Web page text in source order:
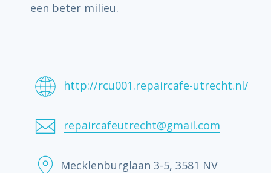
een beter milieu.
http://rcu001.repaircafe-utrecht.nl/
repaircafeutrecht@gmail.com
Mecklenburglaan 3-5, 3581 NV